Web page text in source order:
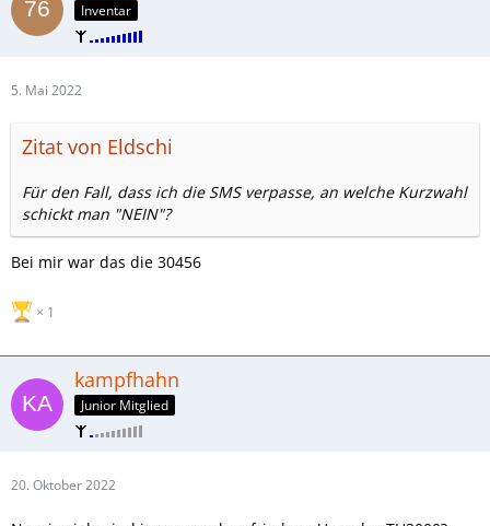
Inventar
5. Mai 2022
Zitat von Eldschi
Für den Fall, dass ich die SMS verpasse, an welche Kurzwahl
schickt man "NEIN"?
Bei mir war das die 30456
1
kampfhahn
Junior Mitglied
20. Oktober 2022